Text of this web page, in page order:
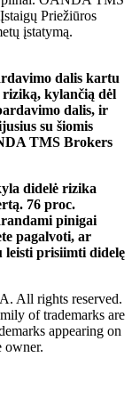
Priežiūros
įstatymą.
dalis kartu
riziką, kylančią dėl
dalis, ir
su šiomis
TMS Brokers
didelė rizika
76 proc.
pinigai
pagalvoti, ar
leisti prisiimti didelę
All rights reserved.
of trademarks are
appearing on
owner.